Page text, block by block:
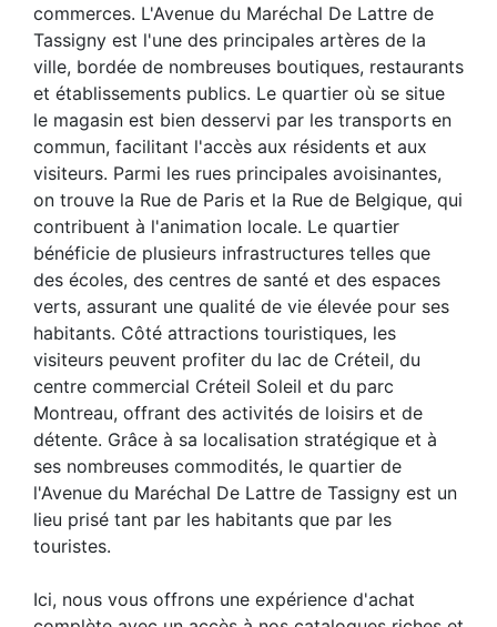
commerces. L'Avenue du Maréchal De Lattre de
Tassigny est l'une des principales artères de la
ville, bordée de nombreuses boutiques, restaurants
et établissements publics. Le quartier où se situe
le magasin est bien desservi par les transports en
commun, facilitant l'accès aux résidents et aux
visiteurs. Parmi les rues principales avoisinantes,
on trouve la Rue de Paris et la Rue de Belgique, qui
contribuent à l'animation locale. Le quartier
bénéficie de plusieurs infrastructures telles que
des écoles, des centres de santé et des espaces
verts, assurant une qualité de vie élevée pour ses
habitants. Côté attractions touristiques, les
visiteurs peuvent profiter du lac de Créteil, du
centre commercial Créteil Soleil et du parc
Montreau, offrant des activités de loisirs et de
détente. Grâce à sa localisation stratégique et à
ses nombreuses commodités, le quartier de
l'Avenue du Maréchal De Lattre de Tassigny est un
lieu prisé tant par les habitants que par les
touristes.
Ici, nous vous offrons une expérience d'achat